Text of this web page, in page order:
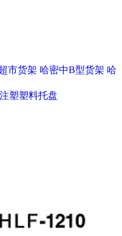
市货架 哈密中B型货架 哈
塑塑料托盘